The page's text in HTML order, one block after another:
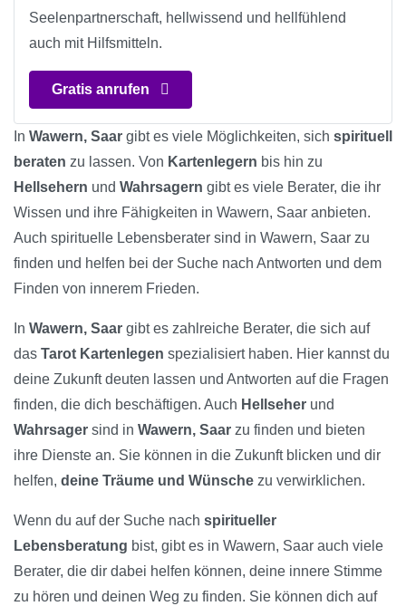
Seelenpartnerschaft, hellwissend und hellfühlend
auch mit Hilfsmitteln.
Gratis anrufen
In Wawern, Saar gibt es viele Möglichkeiten, sich spirituell
beraten zu lassen. Von Kartenlegern bis hin zu
Hellsehern und Wahrsagern gibt es viele Berater, die ihr
Wissen und ihre Fähigkeiten in Wawern, Saar anbieten.
Auch spirituelle Lebensberater sind in Wawern, Saar zu
finden und helfen bei der Suche nach Antworten und dem
Finden von innerem Frieden.
In Wawern, Saar gibt es zahlreiche Berater, die sich auf
das Tarot Kartenlegen spezialisiert haben. Hier kannst du
deine Zukunft deuten lassen und Antworten auf die Fragen
finden, die dich beschäftigen. Auch Hellseher und
Wahrsager sind in Wawern, Saar zu finden und bieten
ihre Dienste an. Sie können in die Zukunft blicken und dir
helfen, deine Träume und Wünsche zu verwirklichen.
Wenn du auf der Suche nach spiritueller
Lebensberatung bist, gibt es in Wawern, Saar auch viele
Berater, die dir dabei helfen können, deine innere Stimme
zu hören und deinen Weg zu finden. Sie können dich auf